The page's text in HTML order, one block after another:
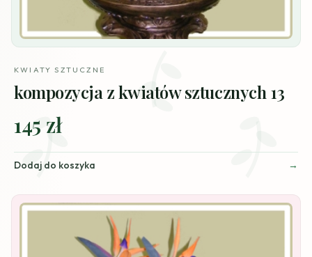
KWIATY SZTUCZNE
kompozycja z kwiatów sztucznych 13
145 zł
Dodaj do koszyka